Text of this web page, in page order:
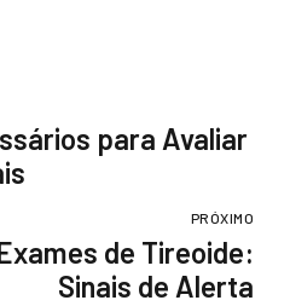
para Avaliar
PRÓXIMO
de Tireoide:
Sinais de Alerta